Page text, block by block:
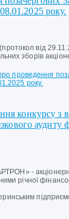
року.
від
зборів
проведення
року.
конкурсу з
-
річної